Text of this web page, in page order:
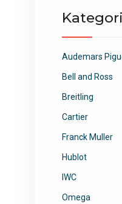
Audemars
Bell and Ross
Breitling
Cartier
Franck Muller
Hublot
IWC
Omega